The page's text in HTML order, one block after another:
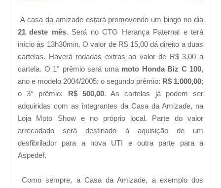
A casa da amizade estará promovendo um bingo no dia
21 deste mês. Será no CTG Herança Paternal e terá
início às 13h30min. O valor de R$ 15,00 dá direito a duas
cartelas. Haverá rodadas extras ao valor de R$ 3,00 a
cartela. O 1° prêmio será uma moto Honda Biz C 100,
ano e modelo 2004/2005; o segundo prêmio: R$ 1.000,00;
o 3° prêmio: R$ 500,00. As cartelas já podem ser
adquiridas com as integrantes da Casa da Amizade, na
Loja Moto Show e no próprio local. Parte do valor
arrecadado será destinado à aquisição de um
desfibrilador para a nova UTI e outra parte para a
Aspedef.
Como sempre, a Casa da Amizade, a exemplo dos